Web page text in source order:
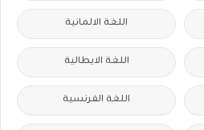
اللغة الالمانية
اللغة الايطالية
اللغة الفرنسية